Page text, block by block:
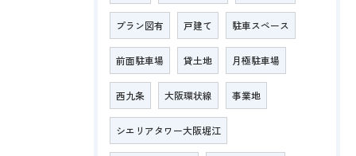
プラン図有 戸建て 駐車スペース
前面駐車場 貸土地 月極駐車場
西九条 大阪環状線 事業地
シエリアタワー大阪堀江